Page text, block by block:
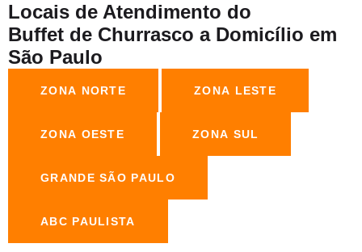
Locais de Atendimento do
Buffet de Churrasco a Domicílio em
São Paulo
ZONA NORTE ZONA LESTE
ZONA OESTE ZONA SUL
GRANDE SÃO PAULO
ABC PAULISTA